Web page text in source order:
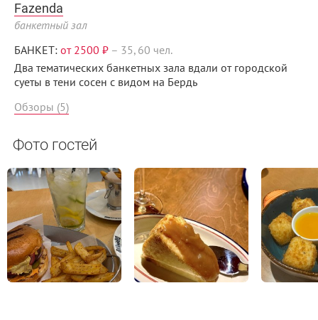
Fazenda
банкетный зал
БАНКЕТ: от 2500 ₽ – 35, 60 чел.
Два тематических банкетных зала вдали от городской
суеты в тени сосен с видом на Бердь
Обзоры (5)
Фото гостей